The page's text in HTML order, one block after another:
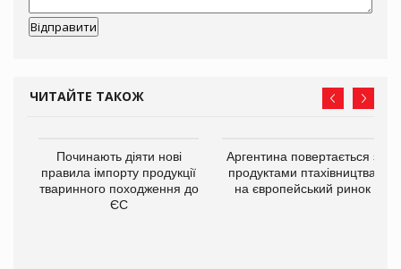
ЧИТАЙТЕ ТАКОЖ
Починають діяти нові
правила імпорту продукції
тваринного походження до
ЄС
Аргентина повертається з
продуктами птахівництва
на європейський ринок